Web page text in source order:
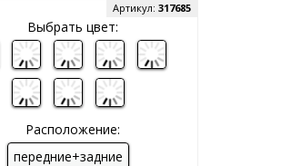
Артикул: 317685
Выбрать цвет:
Расположение:
передние+задние